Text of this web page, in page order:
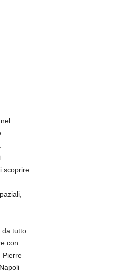
scoprire
da tutto
con
Pierre